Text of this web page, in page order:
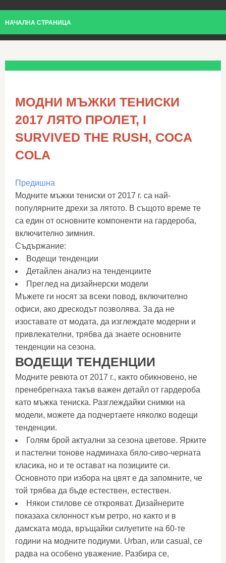
НАЧАЛНА СТРАНИЦА
МОДНИ МЪЖКИ ТЕНИСКИ
2017 ЛЯТО ПРОЛЕТ, I
SURVIVED THE RUSH, COCA
COLA
Предишна
Модните мъжки тениски от 2017 г. са най-
популярните дрехи за лятото. В същото време те
са един от основните компоненти на гардероба,
включително зимния.
Съдържание:
Водещи тенденции
Детайлен анализ на тенденциите
Преглед на дизайнерски модели
Мъжете ги носят за всеки повод, включително
офиси, ако дрескодът позволява. За да не
изоставате от модата, да изглеждате модерни и
привлекателни, трябва да знаете основните
тенденции на сезона.
ВОДЕЩИ ТЕНДЕНЦИИ
Модните ревюта от 2017 г., както обикновено, не
пренебрегнаха такъв важен детайл от гардероба
като мъжка тениска. Разглеждайки снимки на
модели, можете да подчертаете няколко водещи
тенденции.
Голям брой актуални за сезона цветове. Ярките
и пастелни тонове надминаха бяло-сиво-черната
класика, но и те остават на позициите си.
Основното при избора на цвят е да запомните, че
той трябва да бъде естествен, естествен.
Някои стилове се открояват. Дизайнерите
показаха склонност към ретро, ​​но както и в
дамската мода, връщайки силуетите на 60-те
години на модните подиуми. Urban, или casual, се
радва на особено уважение. Разбира се,